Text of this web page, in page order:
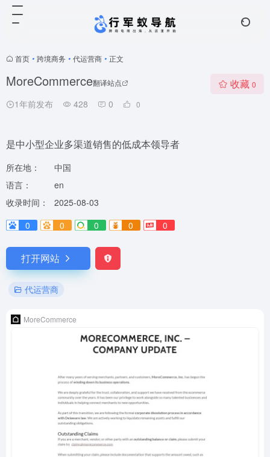
首页 • 跨境商务 • 代运营商 • 正文
MoreCommerce翻译站点
1年前发布 428 0 0
收藏 0
是中小型企业多渠道销售的低成本领导者
所在地：
中国
语言：
en
收录时间：
2025-08-03
0
0 0 0 0
打开网站
代运营商
MoreCommerce